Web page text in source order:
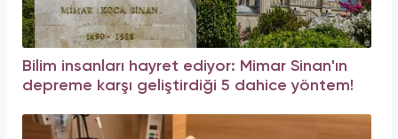
Bilim insanları hayret ediyor: Mimar Sinan'ın
depreme karşı geliştirdiği 5 dahice yöntem!